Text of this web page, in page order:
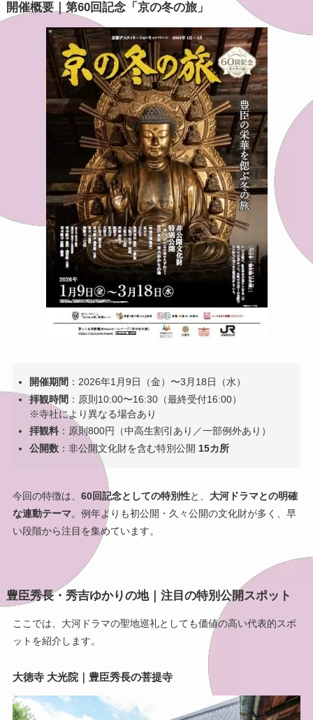
開催概要｜第60回記念「京の冬の旅」
開催期間 ：2026年1月9日（金）〜3月18日（水）
拝観時間 ：原則10:00〜16:30（最終受付16:00）
※寺社により異なる場合あり
拝観料 ：原則800円（中高生割引あり／一部例外あり）
公開数 ：非公開文化財を含む特別公開 15カ所
今回の特徴は、 60回記念としての特別性と、 大河ドラマとの明確
な連動テーマ。例年よりも初公開・久々公開の文化財が多く、早
い段階から注目を集めています。
豊臣秀長・秀吉ゆかりの地｜注目の特別公開スポット
ここでは、大河ドラマの聖地巡礼としても価値の高い代表的スポ
ットを紹介します。
大徳寺 大光院｜豊臣秀長の菩提寺